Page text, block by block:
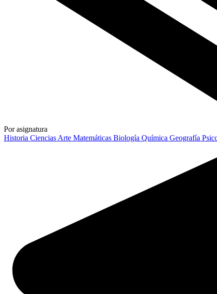
Por asignatura
Historia Ciencias Arte Matemáticas Biología Química Geografía